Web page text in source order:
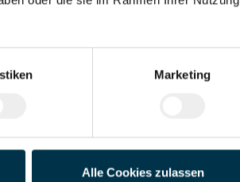
Marketing
Alle Cookies zulassen